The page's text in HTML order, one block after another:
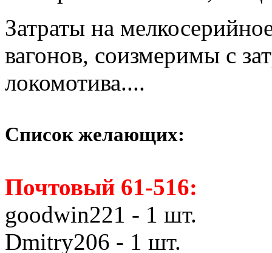
Затраты на
вагонов, соизмеримы с
локомотива....
Список желающих:
Почтовый 61-516:
goodwin221 - 1 шт.
Dmitry206 - 1 шт.